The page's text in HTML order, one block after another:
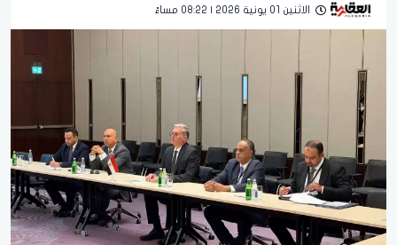
الاثنين 01 يونية 2026 | 08:22 مساءً